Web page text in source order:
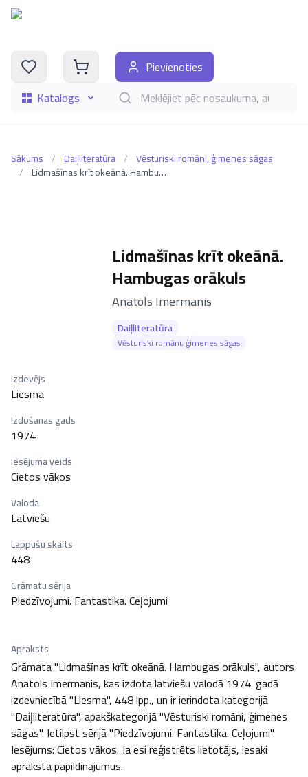
Katalogs Meklēt grāmatas pēc nosaukuma, autora,
Pievienoties
Sākums / Daiļliteratūra / Vēsturiski romāni, ģimenes sāgas
/ Lidmašīnas krīt okeānā. Hambugas orākuls
Lidmašīnas krīt okeānā.
Hambugas orākuls
–
Anatols Imermanis
Daiļliteratūra
Vēsturiski romāni, ģimenes sāgas
Izdevējs
Liesma
Izdošanas gads
1974
Iesējuma veids
Cietos vākos
Valoda
Latviešu
Lappušu skaits
448
Grāmatu sērija
Piedzīvojumi. Fantastika. Ceļojumi
Apraksts
Grāmata "Lidmašīnas krīt okeānā. Hambugas orākuls", autors
Anatols Imermanis, kas izdota latviešu valodā 1974. gadā
izdevniecībā "Liesma", 448 lpp., un ir ierindota kategorijā
"Daiļliteratūra", apakškategorijā "Vēsturiski romāni, ģimenes
sāgas". Ietilpst sērijā "Piedzīvojumi. Fantastika. Ceļojumi".
Iesējums: Cietos vākos. Ja esi reģistrēts lietotājs, iesaki
apraksta papildinājumus.